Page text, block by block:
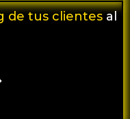
de tus clientes al